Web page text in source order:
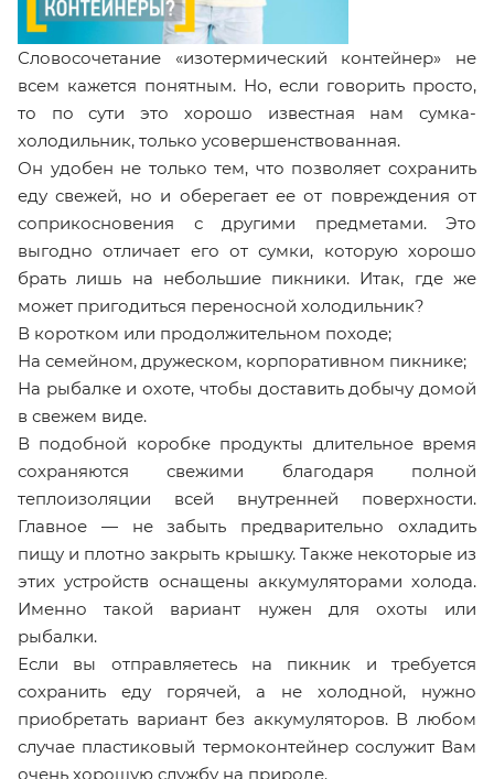
Словосочетание «изотермический контейнер» не
всем кажется понятным. Но, если говорить просто,
то по сути это хорошо известная нам сумка-
холодильник, только усовершенствованная.
Он удобен не только тем, что позволяет сохранить
еду свежей, но и оберегает ее от повреждения от
соприкосновения с другими предметами. Это
выгодно отличает его от сумки, которую хорошо
брать лишь на небольшие пикники. Итак, где же
может пригодиться переносной холодильник?
В коротком или продолжительном походе;
На семейном, дружеском, корпоративном пикнике;
На рыбалке и охоте, чтобы доставить добычу домой
в свежем виде.
В подобной коробке продукты длительное время
сохраняются свежими благодаря полной
теплоизоляции всей внутренней поверхности.
Главное — не забыть предварительно охладить
пищу и плотно закрыть крышку. Также некоторые из
этих устройств оснащены аккумуляторами холода.
Именно такой вариант нужен для охоты или
рыбалки.
Если вы отправляетесь на пикник и требуется
сохранить еду горячей, а не холодной, нужно
приобретать вариант без аккумуляторов. В любом
случае пластиковый термоконтейнер сослужит Вам
очень хорошую службу на природе.